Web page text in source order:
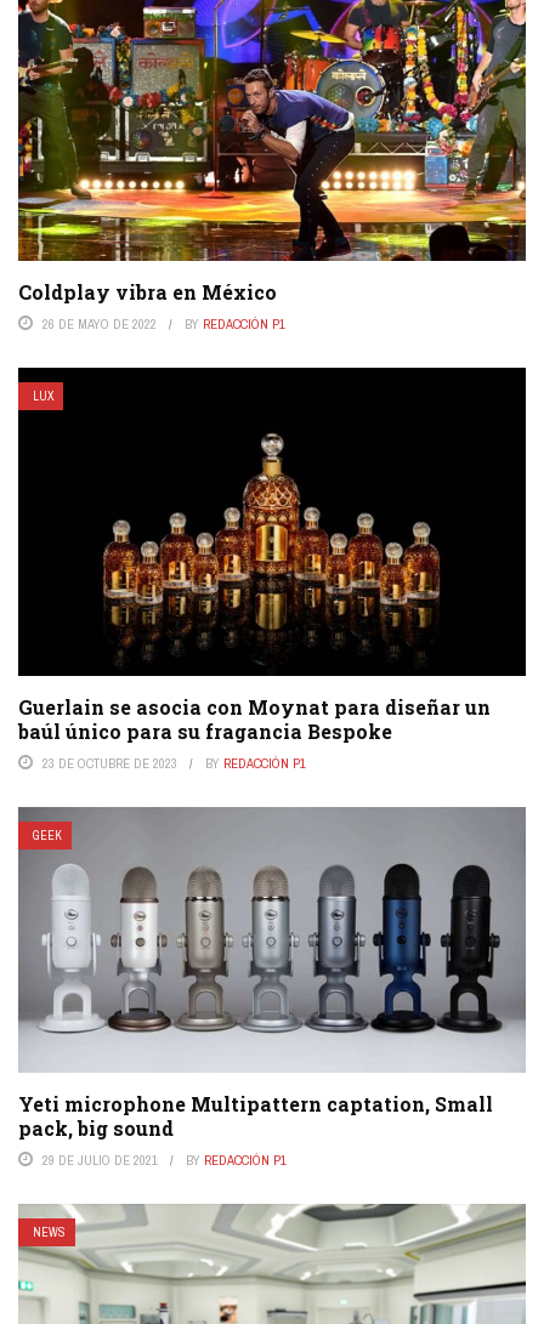
Coldplay vibra en México
26 DE MAYO DE 2022 BY REDACCIÓN P1
LUX
Guerlain se asocia con Moynat para diseñar un
baúl único para su fragancia Bespoke
23 DE OCTUBRE DE 2023 BY REDACCIÓN P1
GEEK
Yeti microphone Multipattern captation, Small
pack, big sound
29 DE JULIO DE 2021 BY REDACCIÓN P1
NEWS